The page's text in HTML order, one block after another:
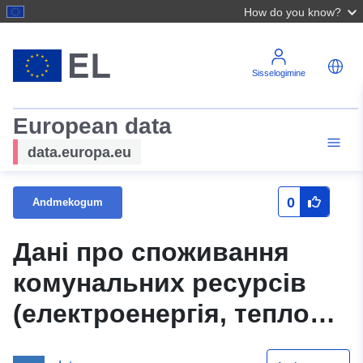
How do you know?
Sisselogimine
European data
data.europa.eu
Andmekogum 0
Дані про споживання
комунальних ресурсів
(електроенергія, теплова
енергія, природний газ,